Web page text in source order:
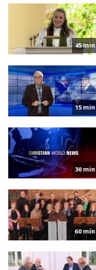
45 min
15 min
30 min
60 min